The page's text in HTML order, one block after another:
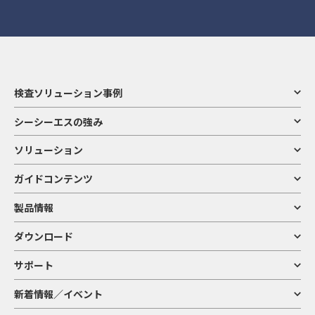
検査ソリューション事例
シーシーエスの強み
ソリューション
ガイドコンテンツ
製品情報
ダウンロード
サポート
新着情報／イベント